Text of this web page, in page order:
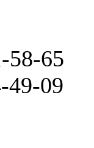
58-65
09